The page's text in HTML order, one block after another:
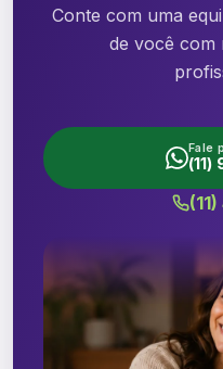
Conte com uma
de você com
Fale